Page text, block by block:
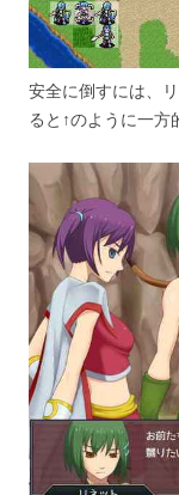
安全に倒すには、
ると↑のように一方